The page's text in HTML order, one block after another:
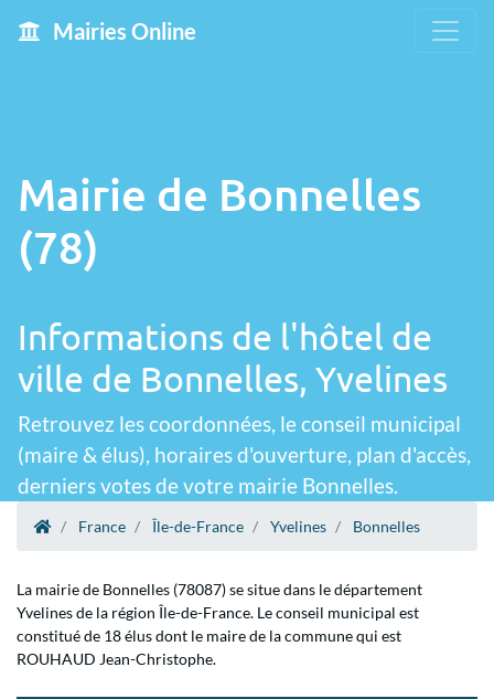
Mairies Online
Mairie de Bonnelles
(78)
Informations de l'hôtel de
ville de Bonnelles, Yvelines
Retrouvez les coordonnées, le conseil municipal
(maire & élus), horaires d'ouverture, plan d'accès,
derniers votes de votre mairie Bonnelles.
France Île-de-France Yvelines Bonnelles
La mairie de Bonnelles (78087) se situe dans le département
Yvelines de la région Île-de-France. Le conseil municipal est
constitué de 18 élus dont le maire de la commune qui est
ROUHAUD Jean-Christophe.